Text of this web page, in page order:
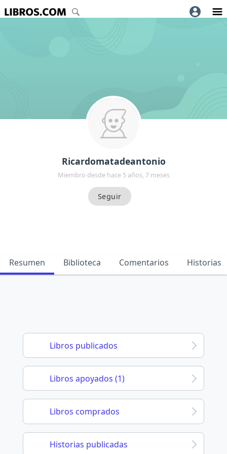
Ricardomatadeantonio
Miembro desde hace 5 años, 7 meses
Resumen Biblioteca Comentarios Historias
Libros publicados
Libros apoyados (1)
Libros comprados
Historias publicadas